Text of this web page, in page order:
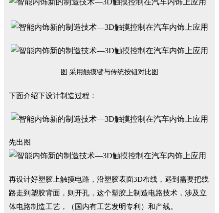
图 采用触摸键与传统按钮对比图
下面介绍下设计制造过程：
先出图
再设计好塑胶上触摸电路，沿塑胶表面3D布线，遇到需要把线
路走到塑胶背面，则开孔，这个塑胶上制造电路技术，涉及立
体电路制造工艺，（国内有工艺发明专利）和产线。